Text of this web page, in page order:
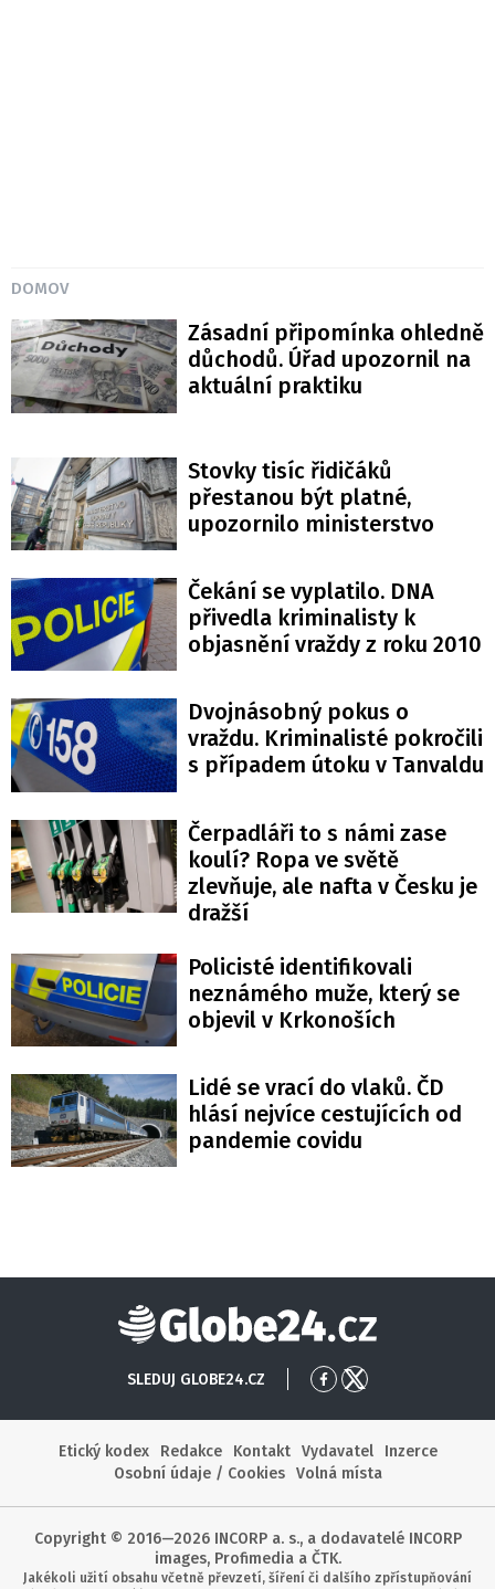
DOMOV
Zásadní připomínka ohledně
důchodů. Úřad upozornil na
aktuální praktiku
Stovky tisíc řidičáků
přestanou být platné,
upozornilo ministerstvo
Čekání se vyplatilo. DNA
přivedla kriminalisty k
objasnění vraždy z roku 2010
Dvojnásobný pokus o
vraždu. Kriminalisté pokročili
s případem útoku v Tanvaldu
Čerpadláři to s námi zase
koulí? Ropa ve světě
zlevňuje, ale nafta v Česku je
dražší
Policisté identifikovali
neznámého muže, který se
objevil v Krkonoších
Lidé se vrací do vlaků. ČD
hlásí nejvíce cestujících od
pandemie covidu
Globe24
SLEDUJ GLOBE24.CZ
Přejít
Facebook
Přejít
X
Etický kodex
Redakce Kontakt Vydavatel
Inzerce
Osobní údaje / Cookies
Volná místa
Copyright © 2016—2026 INCORP a. s., a dodavatelé INCORP
images, Profimedia a ČTK.
Jakékoli užití obsahu včetně převzetí, šíření či dalšího zpřístupňování